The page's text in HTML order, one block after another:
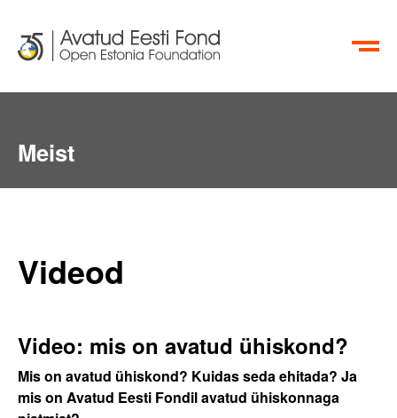
EN RU
Meist
Videod
Video: mis on avatud ühiskond?
Mis on avatud ühiskond? Kuidas seda ehitada? Ja
mis on Avatud Eesti Fondil avatud ühiskonnaga